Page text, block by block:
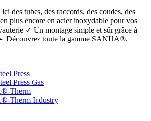
des tubes, des raccords, des coudes, des
plus encore en acier inoxydable pour vos
✓ Un montage simple et sûr grâce à
Découvrez toute la gamme SANHA®.
Press
Press Gas
Therm
Therm Industry